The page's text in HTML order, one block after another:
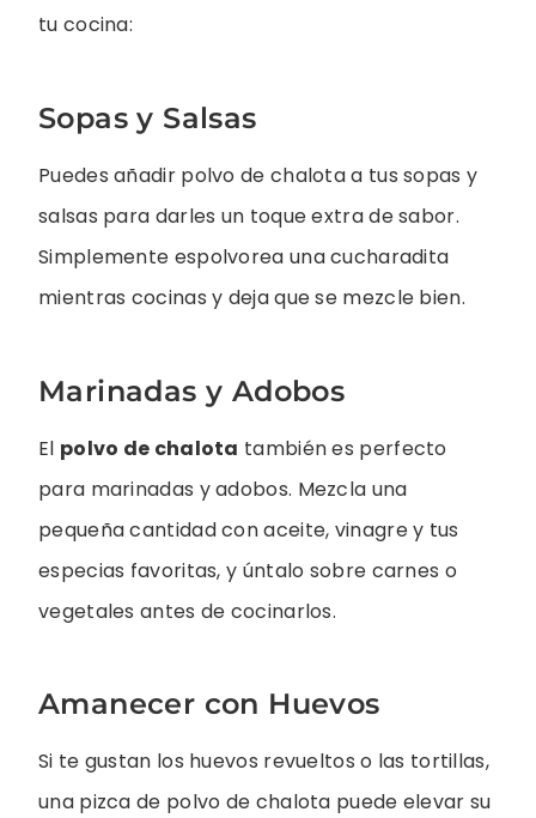
tu cocina:
Sopas y Salsas
Puedes añadir polvo de chalota a tus sopas y
salsas para darles un toque extra de sabor.
Simplemente espolvorea una cucharadita
mientras cocinas y deja que se mezcle bien.
Marinadas y Adobos
El polvo de chalota también es perfecto
para marinadas y adobos. Mezcla una
pequeña cantidad con aceite, vinagre y tus
especias favoritas, y úntalo sobre carnes o
vegetales antes de cocinarlos.
Amanecer con Huevos
Si te gustan los huevos revueltos o las tortillas,
una pizca de polvo de chalota puede elevar su